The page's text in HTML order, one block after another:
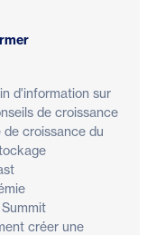
d'information sur
de croissance
de croissance du
créer une